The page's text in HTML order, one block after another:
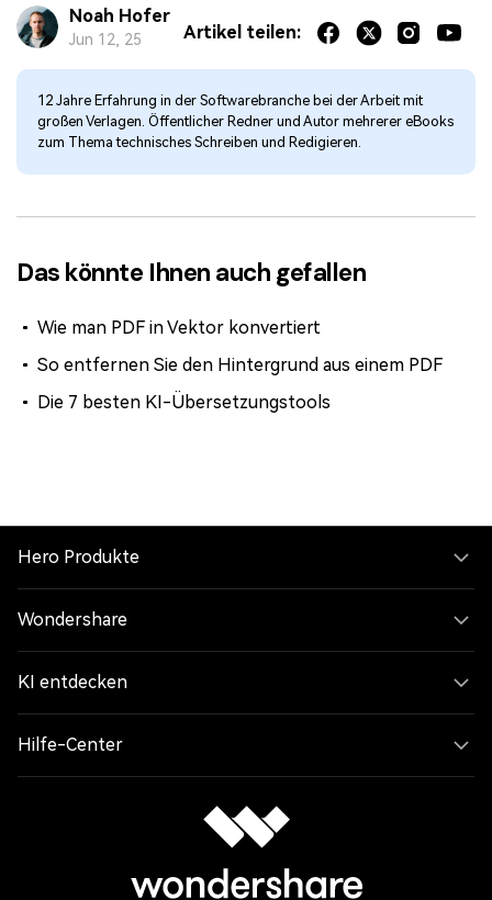
Noah Hofer
Jun 12, 25 Artikel teilen:
12 Jahre Erfahrung in der Softwarebranche bei der Arbeit mit
großen Verlagen. Öffentlicher Redner und Autor mehrerer eBooks
zum Thema technisches Schreiben und Redigieren.
Das könnte Ihnen auch gefallen
Wie man PDF in Vektor konvertiert
So entfernen Sie den Hintergrund aus einem PDF
Die 7 besten KI-Übersetzungstools
Hero Produkte
Wondershare
KI entdecken
Hilfe-Center